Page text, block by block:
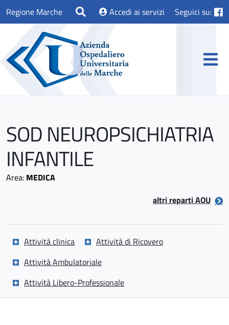
Regione Marche Accedi ai servizi Seguici su:
SOD NEUROPSICHIATRIA
INFANTILE
Area: MEDICA
altri reparti AOU
Attività clinica
Attività di Ricovero
Attività Ambulatoriale
Attività Libero-Professionale